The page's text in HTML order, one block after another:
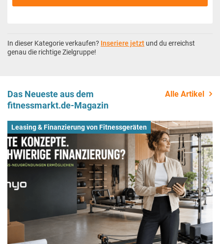
In dieser Kategorie verkaufen? Inseriere jetzt und du erreichst
genau die richtige Zielgruppe!
Das Neueste aus dem
fitnessmarkt.de-Magazin
Alle Artikel
Leasing & Finanzierung von Fitnessgeräten